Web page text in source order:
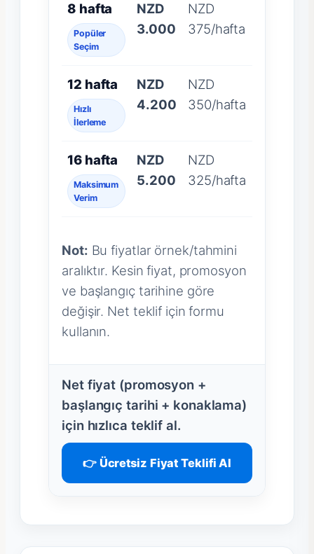
8 hafta
Popüler
Seçim
NZD
3.000
NZD
375/hafta
12 hafta
Hızlı
İlerleme
NZD
4.200
NZD
350/hafta
16 hafta
Maksimum
Verim
NZD
5.200
NZD
325/hafta
Not: Bu fiyatlar örnek/tahmini
aralıktır. Kesin fiyat, promosyon
ve başlangıç tarihine göre
değişir. Net teklif için formu
kullanın.
Net fiyat (promosyon +
başlangıç tarihi + konaklama)
için hızlıca teklif al.
👉 Ücretsiz Fiyat Teklifi Al